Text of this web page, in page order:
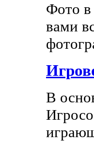
Фото в
вами
В